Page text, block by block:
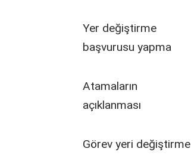
Yer değiştirme
başvurusu yapma
Atamaların
açıklanması
Görev yeri değiştirme